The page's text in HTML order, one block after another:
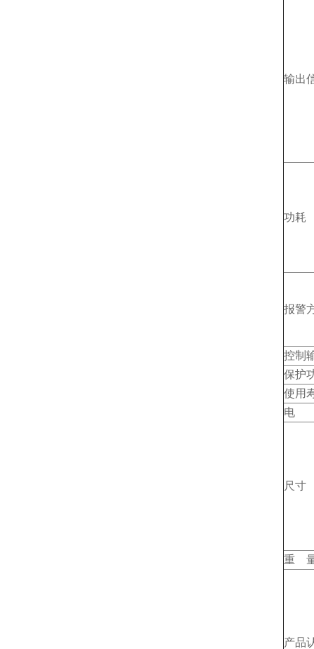
输出
功耗
报警
控制
保护
使用
电
尺寸
重
产品